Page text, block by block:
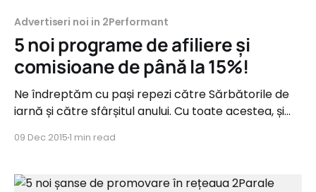
Advertiseri noi in 2Performant
5 noi programe de afiliere și
comisioane de până la 15%!
Ne îndreptăm cu pași repezi către Sărbătorile de
iarnă și către sfârșitul anului. Cu toate acestea, și
afiliere în rețeaua 2Parale, 5 noi oportunități de
Cosmetice, Home&Deco și B2B. termene.ro Tip
09 Dec 20151 min read